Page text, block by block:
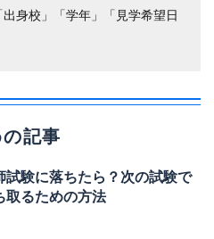
出身校」「学年」「見学希望日
記事
試験に落ちたら？次の試験で
取るための方法